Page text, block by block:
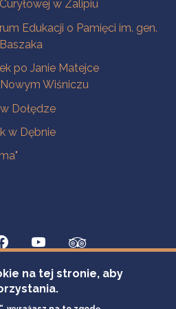
w Zalipiu
Edukacji o Pamięci im. gen.
po Janie Matejce
Wiśniczu
Dołędze
w Dębnie
na tej stronie, aby